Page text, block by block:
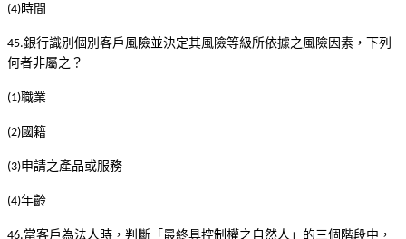
(4)時間
45.銀行識別個別客戶風險並決定其風險等級所依據之風險因素，下列
何者非屬之？
(1)職業
(2)國籍
(3)申請之產品或服務
(4)年齡
46.當客戶為法人時，判斷「最終具控制權之自然人」的三個階段中，